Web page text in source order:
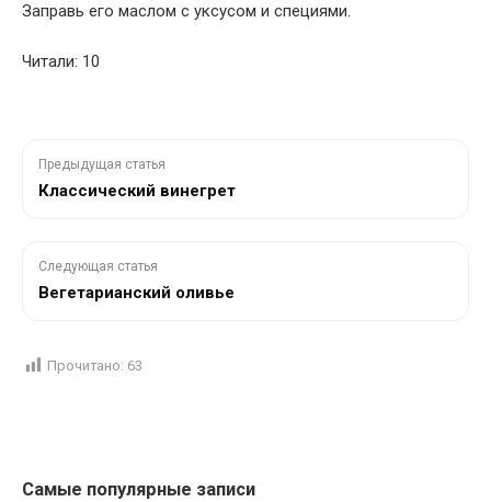
Заправь его маслом с уксусом и специями.
Читали: 10
Предыдущая статья
Классический винегрет
Следующая статья
Вегетарианский оливье
Прочитано: 63
Самые популярные записи